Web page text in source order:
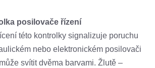
posilovače řízení
této kontrolky signalizuje poruchu
nebo elektronickém posilovači
svítit dvěma barvami. Žlutě –